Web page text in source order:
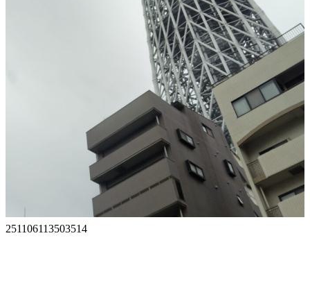
251106113503514